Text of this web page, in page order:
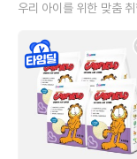
우리 아이를 위한 맞춤